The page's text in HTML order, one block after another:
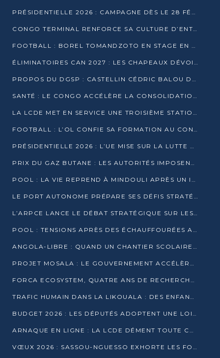
PRÉSIDENTIELLE 2026 : CAMPAGNE DÈS LE 28 FÉVRIER, SCRUTIN LES 12 ET 15 MARS
CONGO TERMINAL RENFORCE SA CULTURE D’ENTREPRISE AVEC LE PROGRAMME « WIN TOGETHER »
FOOTBALL : BOREL TOMANDZOTO EN STAGE EN ESPAGNE AVEC POLISSYA FC
ÉLIMINATOIRES CAN 2027 : LES CHAPEAUX DÉVOILÉS, LE CONGO FIXÉ SUR SON SORT
PROPOS DU DGSP : CASTELLIN CÉDRIC BALOU DÉNONCE DES PROPOS INTIMIDANTS
SANTÉ : LE CONGO ACCÉLÈRE LA CONSOLIDATION DE L’OFFRE DE SOINS
LA LCDE MET EN SERVICE UNE TROISIÈME STATION D’EAU POTABLE À MFILOU
FOOTBALL : L’OL CONFIE SA FORMATION AU CONGOLAIS CHRISTIAN BASSILA
PRÉSIDENTIELLE 2026 : L’UE MISE SUR LA LUTTE CONTRE LA DÉSINFORMATION
PRIX DU GAZ BUTANE : LES AUTORITÉS IMPOSENT LE RESPECT DES PRIX RÉGLEMENTÉS
POOL : LA VIE REPREND À MINDOULI APRÈS UN INCIDENT ARMÉ SUR LA RN1
LE PORT AUTONOME PRÉPARE SES DÉFIS STRATÉGIQUES DE 2026
L’ARPCE LANCE LE DÉBAT STRATÉGIQUE SUR LES DONNÉES, L’IA ET LA FINANCE NUMÉRIQUE AU CONGO
POOL : TENSIONS APRÈS DES ÉCHAUFFOURÉES ARMÉES ENTRE DGSP ET EX-MILICIENS NINJA
ANGOLA-LIBRE : QUAND UN CHANTIER SCOLAIRE DEVIENT LE MIROIR D’UN CONGO EN MOUVEMENT
PROJET MOSALA : LE GOUVERNEMENT ACCÉLÈRE L’INSERTION DES JEUNES EN 2026
FORCA ECOSYSTEM, QUATRE ANS DE RECHERCHE DE TERRAIN AVANT UN LANCEMENT OFFICIEL EN 2026
TRAFIC HUMAIN DANS LA LIKOUALA : DES ENFANTS AUTOCHTONES RÉDUITS AU TRAVAIL FORCÉ
BUDGET 2026 : LES DÉPUTÉS ADOPTENT UNE LOI DES FINANCES DE PLUS DE 2500 MILLIARDS FCFA
ARNAQUE EN LIGNE : LA LCDE DÉMENT TOUTE CAMPAGNE DE RECRUTEMENT
VŒUX 2026 : SASSOU-NGUESSO EXHORTE LES FORCES VIVES À RENFORCER L’UNITÉ